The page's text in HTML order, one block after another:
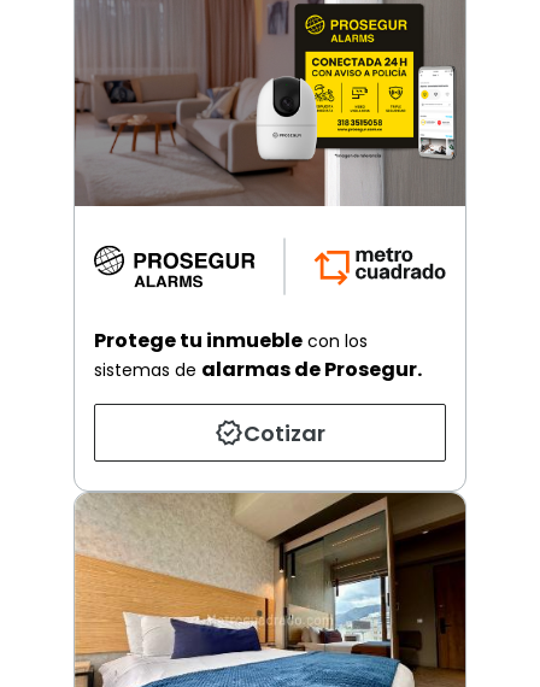
Protege tu inmueble con los
sistemas de alarmas de Prosegur.
Cotizar